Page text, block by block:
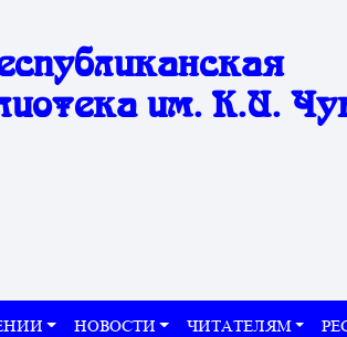
им. К.И.
НОВОСТИ ЧИТАТЕЛЯМ